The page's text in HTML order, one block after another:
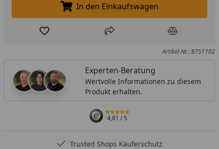
In den Einkaufswagen legen
In den Einkaufswagen
Produkt zur Wunschliste hinzufügen
Teilen Produkt
Artikel-Nr.: 8751102
Experten-Beratung
Wertvolle Informationen zu diesem
Produkt erhalten.
4,81/ 5
Trusted Shops Käuferschutz